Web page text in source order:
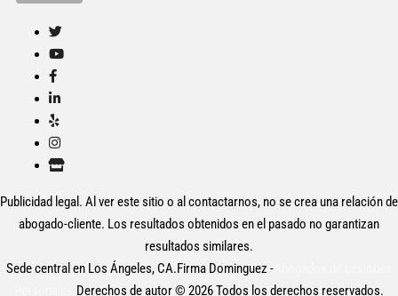
Publicidad legal. Al ver este sitio o al contactarnos, no se crea una relación de
abogado-cliente. Los resultados obtenidos en el pasado no garantizan
resultados similares.
Sede central en Los Ángeles, CA.Firma Dominguez -
Derechos de autor © 2026 Todos los derechos reservados.